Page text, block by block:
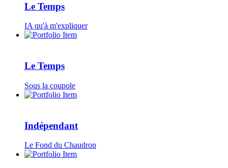
Le Temps
IA qu'à m'expliquer
Le Temps
Sous la coupole
Indépendant
Le Fond du Chaudron